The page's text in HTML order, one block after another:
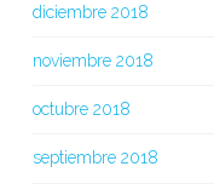
diciembre 2018
noviembre 2018
octubre 2018
septiembre 2018